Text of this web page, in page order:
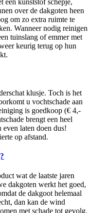
over de dakgoten heen
om zo extra ruimte te
Wanneer nodig reinigen
tuinslang of emmer met
keurig terug op hun
klusje. Toch is het
u vochtschade aan
is goedkoop (€ 4,-
brengt een heel
even laten doen dus!
op afstand.
wat de laatste jaren
dakgoten werkt het goed,
de dakgoot helemaal
dan kan de wind
met schade tot gevolg.